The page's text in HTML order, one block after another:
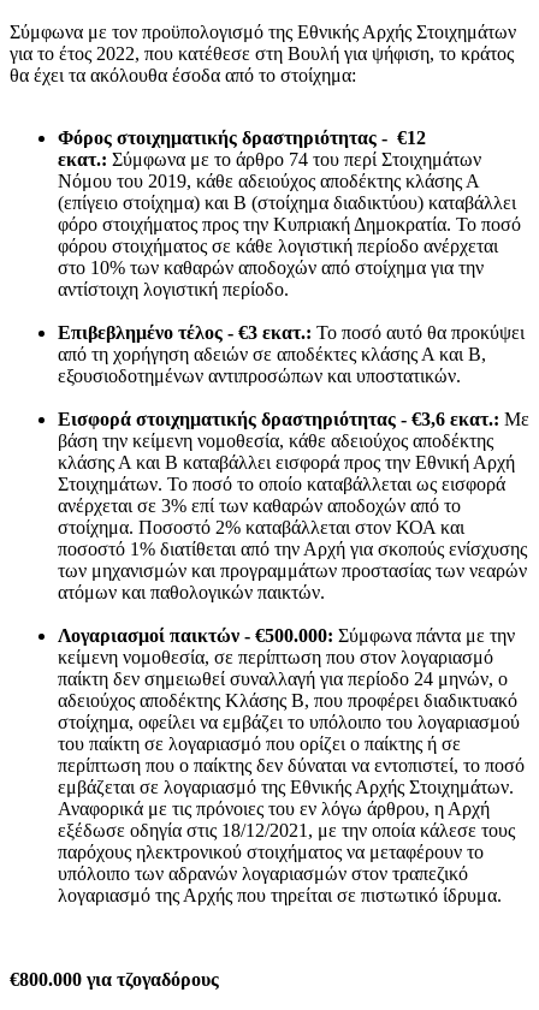
Σύμφωνα με τον προϋπολογισμό της Εθνικής Αρχής Στοιχημάτων
για το έτος 2022, που κατέθεσε στη Βουλή για ψήφιση, το κράτος
θα έχει τα ακόλουθα έσοδα από το στοίχημα:
Φόρος στοιχηματικής δραστηριότητας - €12
εκατ.: Σύμφωνα με το άρθρο 74 του περί Στοιχημάτων
Νόμου του 2019, κάθε αδειούχος αποδέκτης κλάσης Α
(επίγειο στοίχημα) και Β (στοίχημα διαδικτύου) καταβάλλει
φόρο στοιχήματος προς την Κυπριακή Δημοκρατία. Το ποσό
φόρου στοιχήματος σε κάθε λογιστική περίοδο ανέρχεται
στο 10% των καθαρών αποδοχών από στοίχημα για την
αντίστοιχη λογιστική περίοδο.
Επιβεβλημένο τέλος - €3 εκατ.: Το ποσό αυτό θα προκύψει
από τη χορήγηση αδειών σε αποδέκτες κλάσης Α και Β,
εξουσιοδοτημένων αντιπροσώπων και υποστατικών.
Εισφορά στοιχηματικής δραστηριότητας - €3,6 εκατ.: Με
βάση την κείμενη νομοθεσία, κάθε αδειούχος αποδέκτης
κλάσης Α και Β καταβάλλει εισφορά προς την Εθνική Αρχή
Στοιχημάτων. Το ποσό το οποίο καταβάλλεται ως εισφορά
ανέρχεται σε 3% επί των καθαρών αποδοχών από το
στοίχημα. Ποσοστό 2% καταβάλλεται στον ΚΟΑ και
ποσοστό 1% διατίθεται από την Αρχή για σκοπούς ενίσχυσης
των μηχανισμών και προγραμμάτων προστασίας των νεαρών
ατόμων και παθολογικών παικτών.
Λογαριασμοί παικτών - €500.000: Σύμφωνα πάντα με την
κείμενη νομοθεσία, σε περίπτωση που στον λογαριασμό
παίκτη δεν σημειωθεί συναλλαγή για περίοδο 24 μηνών, ο
αδειούχος αποδέκτης Κλάσης Β, που προφέρει διαδικτυακό
στοίχημα, οφείλει να εμβάζει το υπόλοιπο του λογαριασμού
του παίκτη σε λογαριασμό που ορίζει ο παίκτης ή σε
περίπτωση που ο παίκτης δεν δύναται να εντοπιστεί, το ποσό
εμβάζεται σε λογαριασμό της Εθνικής Αρχής Στοιχημάτων.
Αναφορικά με τις πρόνοιες του εν λόγω άρθρου, η Αρχή
εξέδωσε οδηγία στις 18/12/2021, με την οποία κάλεσε τους
παρόχους ηλεκτρονικού στοιχήματος να μεταφέρουν το
υπόλοιπο των αδρανών λογαριασμών στον τραπεζικό
λογαριασμό της Αρχής που τηρείται σε πιστωτικό ίδρυμα.
€800.000 για τζογαδόρους